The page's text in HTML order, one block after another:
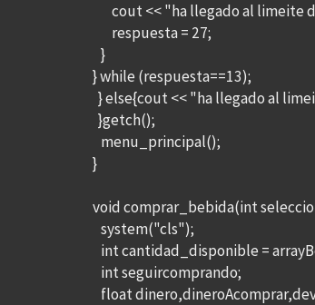
cout << "ha llegado al limeite
respuesta = 27;
}
} while (respuesta==13);
} else{cout << "ha llegado al
}getch();
menu_principal();
}
void comprar_bebida(int
system("cls");
int cantidad_disponible =
int seguircomprando;
float